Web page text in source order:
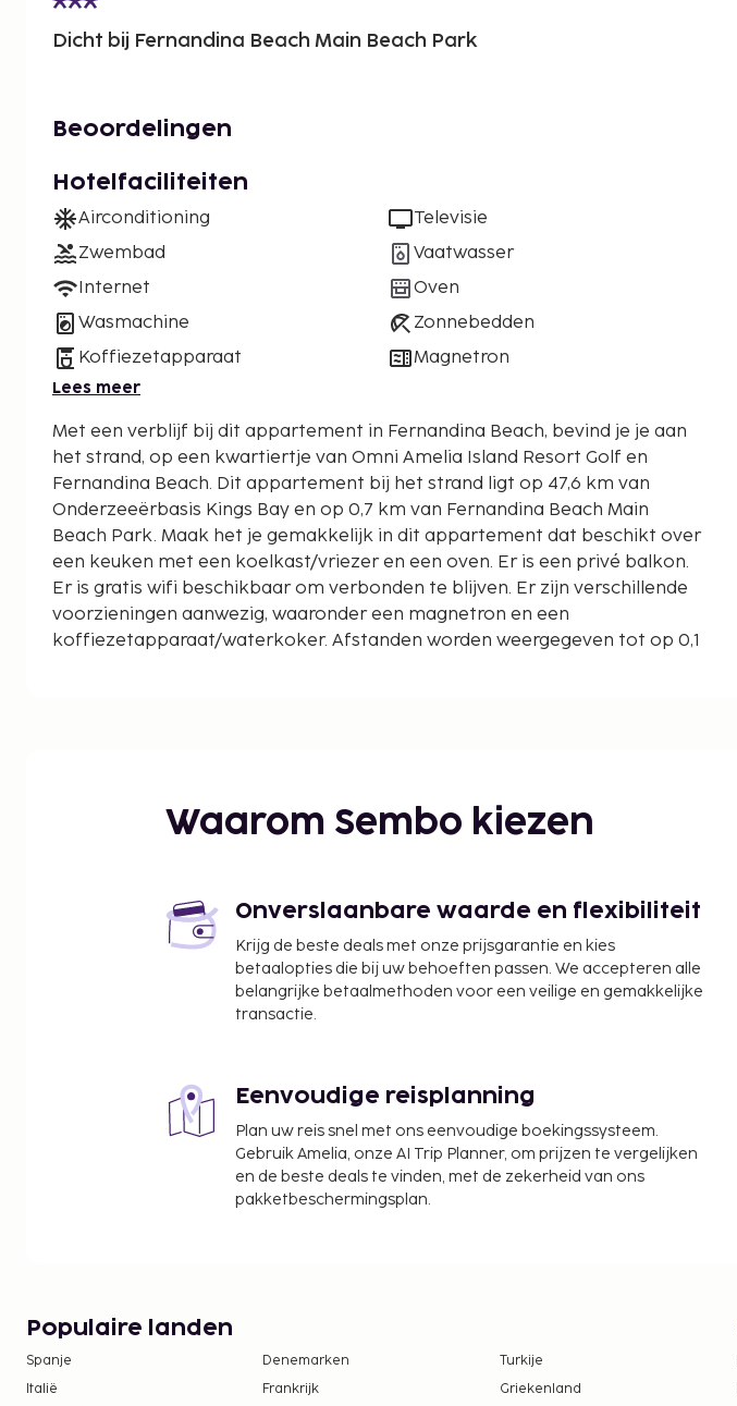
Dicht bij Fernandina Beach Main Beach Park
Beoordelingen
Hotelfaciliteiten
Airconditioning
Zwembad
Internet
Wasmachine
Koffiezetapparaat
Televisie
Vaatwasser
Oven
Zonnebedden
Magnetron
Lees meer
Met een verblijf bij dit appartement in Fernandina Beach, bevind je je aan
het strand, op een kwartiertje van Omni Amelia Island Resort Golf en
Fernandina Beach. Dit appartement bij het strand ligt op 47,6 km van
Onderzeeërbasis Kings Bay en op 0,7 km van Fernandina Beach Main
Beach Park. Maak het je gemakkelijk in dit appartement dat beschikt over
een keuken met een koelkast/vriezer en een oven. Er is een privé balkon.
Er is gratis wifi beschikbaar om verbonden te blijven. Er zijn verschillende
voorzieningen aanwezig, waaronder een magnetron en een
koffiezetapparaat/waterkoker. Afstanden worden weergegeven tot op 0,1
Amelia Island Lighthouse - 2,1 km
Baptist Medical Center - Nassau - 2,7 km
Amelia Community Theatre - 3,8 km
Amelia Island Museum of History - 3,9 km
Fernandina Beach Pinball Museum - 3,9 km
Island Falls Golf - 4 km
Blue Door Artists - 4 km
De dichtstbijgelegen grootste luchthavens zijn:
Jacksonville International Airport (JAX) - 42,4 km
Jacksonville, FL (CRG-Jacksonville Executive at Craig) - 61,2 km
Daytona Beach, Florida (DAB-Internationale luchthaven Daytona Beach) -
kosten kunnen inclusief toepasselijke belastingen zijn:
Schoonmaaktoeslag varieert op basis van verblijfsduur en unit
Waarom Sembo kiezen
Onverslaanbare waarde en flexibiliteit
Krijg de beste deals met onze prijsgarantie en kies
betaalopties die bij uw behoeften passen. We accepteren alle
belangrijke betaalmethoden voor een veilige en gemakkelijke
transactie.
Eenvoudige reisplanning
Plan uw reis snel met ons eenvoudige boekingssysteem.
Gebruik Amelia, onze AI Trip Planner, om prijzen te vergelijken
en de beste deals te vinden, met de zekerheid van ons
pakketbeschermingsplan.
Populaire landen
Spanje Denemarken
Turkije
Italië
Frankrijk
Griekenland